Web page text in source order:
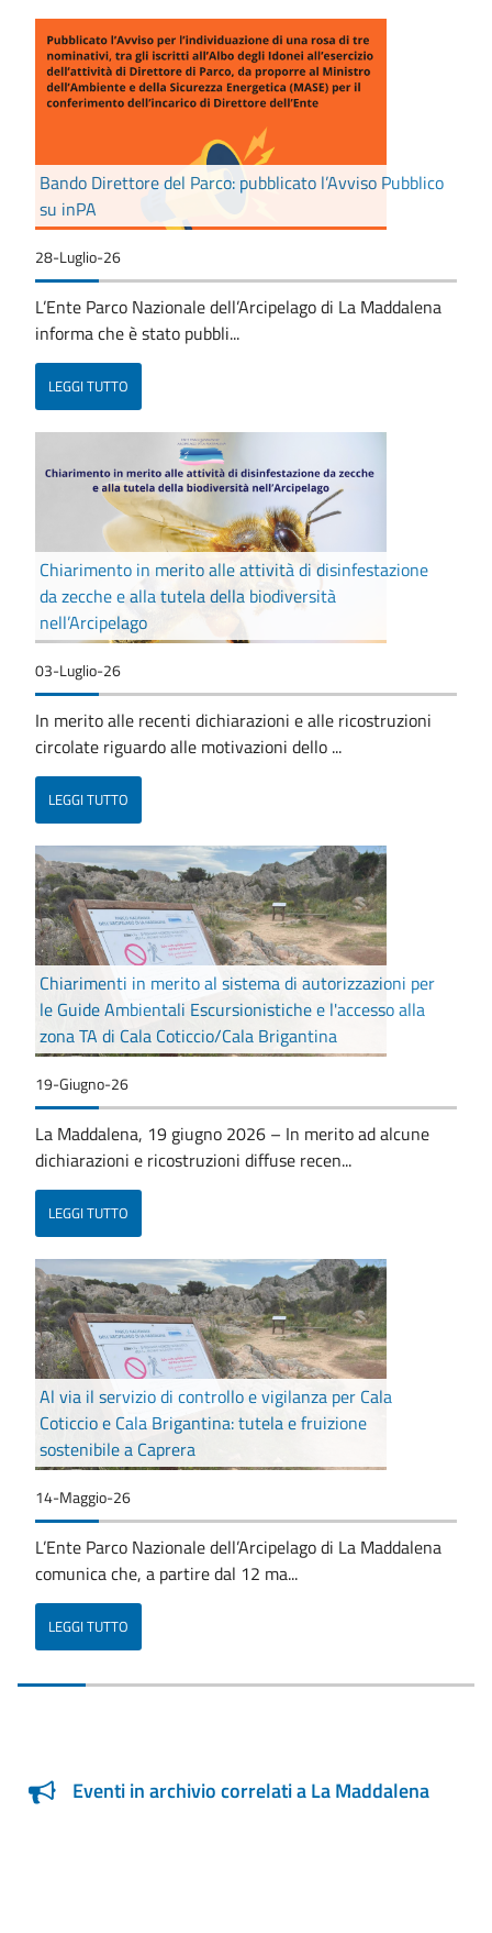
Bando Direttore del Parco: pubblicato l’Avviso Pubblico
su inPA
28-Luglio-26
L’Ente Parco Nazionale dell’Arcipelago di La Maddalena
informa che è stato pubbli...
LEGGI TUTTO
Chiarimento in merito alle attività di disinfestazione
da zecche e alla tutela della biodiversità
nell’Arcipelago
03-Luglio-26
In merito alle recenti dichiarazioni e alle ricostruzioni
circolate riguardo alle motivazioni dello ...
LEGGI TUTTO
Chiarimenti in merito al sistema di autorizzazioni per
le Guide Ambientali Escursionistiche e l'accesso alla
zona TA di Cala Coticcio/Cala Brigantina
19-Giugno-26
La Maddalena, 19 giugno 2026 – In merito ad alcune
dichiarazioni e ricostruzioni diffuse recen...
LEGGI TUTTO
Al via il servizio di controllo e vigilanza per Cala
Coticcio e Cala Brigantina: tutela e fruizione
sostenibile a Caprera
14-Maggio-26
L’Ente Parco Nazionale dell’Arcipelago di La Maddalena
comunica che, a partire dal 12 ma...
LEGGI TUTTO
Eventi in archivio correlati a La Maddalena